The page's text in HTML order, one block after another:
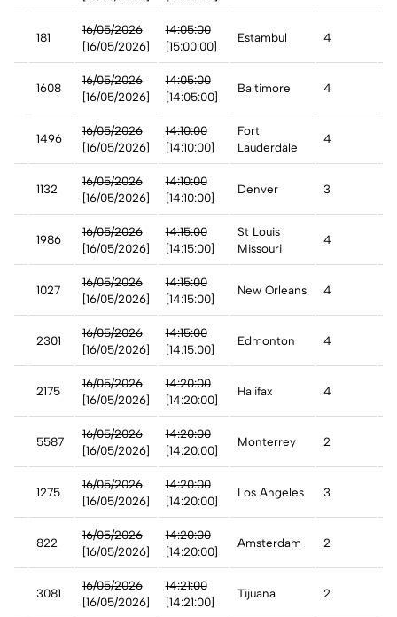
181
16/05/2026
[16/05/2026]
14:05:00
[15:00:00]
Estambul 4
1608
16/05/2026
[16/05/2026]
14:05:00
[14:05:00]
Baltimore 4
1496
16/05/2026
[16/05/2026]
14:10:00
[14:10:00]
Fort
Lauderdale
4
1132
16/05/2026
[16/05/2026]
14:10:00
[14:10:00]
Denver 3
1986
16/05/2026
[16/05/2026]
14:15:00
[14:15:00]
St Louis
Missouri
4
1027
16/05/2026
[16/05/2026]
14:15:00
[14:15:00]
New Orleans 4
2301
16/05/2026
[16/05/2026]
14:15:00
[14:15:00]
Edmonton 4
2175
16/05/2026
[16/05/2026]
14:20:00
[14:20:00]
Halifax 4
5587
16/05/2026
[16/05/2026]
14:20:00
[14:20:00]
Monterrey 2
1275
16/05/2026
[16/05/2026]
14:20:00
[14:20:00]
Los Angeles 3
822
16/05/2026
[16/05/2026]
14:20:00
[14:20:00]
Amsterdam 2
3081
16/05/2026
[16/05/2026]
14:21:00
[14:21:00]
Tijuana 2